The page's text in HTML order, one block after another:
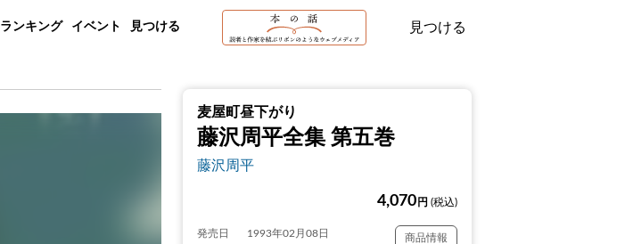
ランキング イベント 見つける 見つける
麦屋町昼下がり
藤沢周平全集 第五巻
藤沢周平
4,070 円 (税込)
発売日 1993年02月08日 商品情報